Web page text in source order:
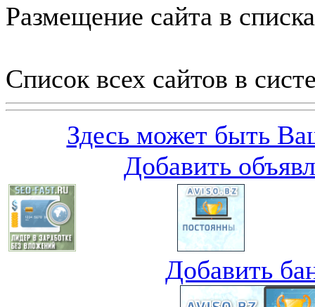
Размещение сайта в
Список всех сайтов в
Здесь может быть
Добавить
Добавить